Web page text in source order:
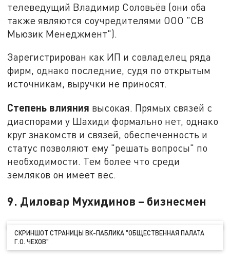
телеведущий Владимир Соловьёв (они оба
также являются соучредителями ООО "СВ
Мьюзик Менеджмент").
Зарегистрирован как ИП и совладелец ряда
фирм, однако последние, судя по открытым
источникам, выручки не приносят.
Степень влияния высокая. Прямых связей с
диаспорами у Шахиди формально нет, однако
круг знакомств и связей, обеспеченность и
статус позволяют ему "решать вопросы" по
необходимости. Тем более что среди
земляков он имеет вес.
9. Диловар Мухидинов – бизнесмен
СКРИНШОТ СТРАНИЦЫ ВК-ПАБЛИКА "ОБЩЕСТВЕННАЯ ПАЛАТА
Г.О. ЧЕХОВ"